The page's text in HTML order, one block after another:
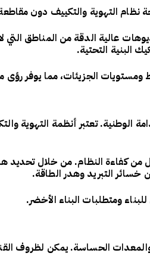
نظام التهوية والتكييف دون
عالية الدقة من المناطق
البنية التحتية.
الجزيئات، مما يوفر رؤى
الوطنية. تعتبر أنظمة التهوية
كفاءة النظام. من خلال تحديد
خسائر التبريد وهدر الطاقة.
ومتطلبات البناء الأخضر.
الحساسة. يمكن لظروف